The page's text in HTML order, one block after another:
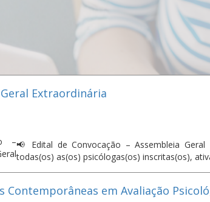
Extraordinária
📢 Edital de Convocação – Assembleia
todas(os) as(os) psicólogas(os) inscritas(os),
Contemporâneas em Avaliação